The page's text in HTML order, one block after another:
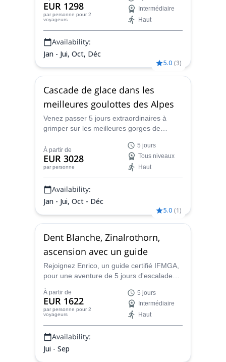
nord des Alpes, dans ce programme de
formation de 4 jours pour évaluer vos
compétences sur une variété de terrains
avant votre grand objectif.
EUR 1298
par personne pour 2
voyageurs
Intermédiaire
Haut
Availability:
Jan - Jui, Oct, Déc
5.0 (3)
Cascade de glace dans les
meilleures goulottes des Alpes
Venez passer 5 jours extraordinaires à
grimper sur les meilleures gorges de
Alpes, du Mont Rose aux Dolomites, avec
Enrico, guide certifié IFMGA.
À partir de
EUR 3028
par personne
5 jours
Tous niveaux
Haut
Availability:
Jan - Jui, Oct - Déc
5.0 (1)
Dent Blanche, Zinalrothorn,
ascension avec un guide
Rejoignez Enrico, un guide certifié IFMGA,
pour une aventure de 5 jours d'escalade
des Alpes suisses, la Dent Blanche et le
Zinalrothorn.
À partir de
EUR 1622
par personne pour 2
voyageurs
5 jours
Intermédiaire
Haut
Availability:
Jui - Sep